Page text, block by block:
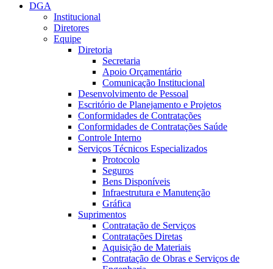
DGA
Institucional
Diretores
Equipe
Diretoria
Secretaria
Apoio Orçamentário
Comunicação Institucional
Desenvolvimento de Pessoal
Escritório de Planejamento e Projetos
Conformidades de Contratações
Conformidades de Contratações Saúde
Controle Interno
Serviços Técnicos Especializados
Protocolo
Seguros
Bens Disponíveis
Infraestrutura e Manutenção
Gráfica
Suprimentos
Contratação de Serviços
Contratações Diretas
Aquisição de Materiais
Contratação de Obras e Serviços de